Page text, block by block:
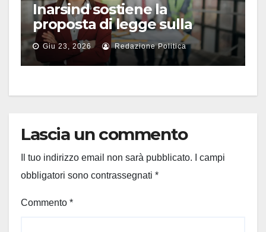
Inarsind sostiene la
proposta di legge sulla
responsabilità civile dei
professionisti tecnici
Giu 23, 2026 Redazione Politica
Lascia un commento
Il tuo indirizzo email non sarà pubblicato.
I campi
obbligatori sono contrassegnati *
Commento *